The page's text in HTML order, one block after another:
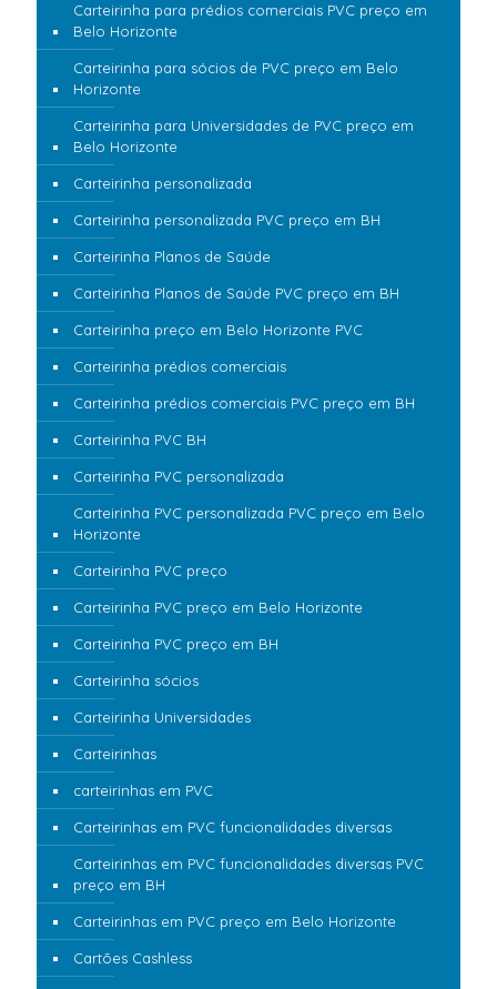
Carteirinha para prédios comerciais PVC preço em
Belo Horizonte
Carteirinha para sócios de PVC preço em Belo
Horizonte
Carteirinha para Universidades de PVC preço em
Belo Horizonte
Carteirinha personalizada
Carteirinha personalizada PVC preço em BH
Carteirinha Planos de Saúde
Carteirinha Planos de Saúde PVC preço em BH
Carteirinha preço em Belo Horizonte PVC
Carteirinha prédios comerciais
Carteirinha prédios comerciais PVC preço em BH
Carteirinha PVC BH
Carteirinha PVC personalizada
Carteirinha PVC personalizada PVC preço em Belo
Horizonte
Carteirinha PVC preço
Carteirinha PVC preço em Belo Horizonte
Carteirinha PVC preço em BH
Carteirinha sócios
Carteirinha Universidades
Carteirinhas
carteirinhas em PVC
Carteirinhas em PVC funcionalidades diversas
Carteirinhas em PVC funcionalidades diversas PVC
preço em BH
Carteirinhas em PVC preço em Belo Horizonte
Cartões Cashless